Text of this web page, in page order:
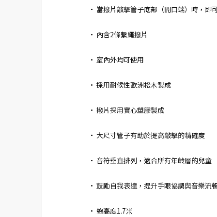
• 當撥片敲擊管子底部（開口端）時，即
• 內含2條繫繩撥片
• 室內外均可使用
• 採用耐候性歐洲松木製成
• 撥片採用實心塑膠製成
• 大尺寸管子有助於提高敲擊的精確度
• 音符垂直排列，適合所有年齡層的兒童
• 鼓勵自我表達，提升手眼協調與音樂流
• 總高度1.7米